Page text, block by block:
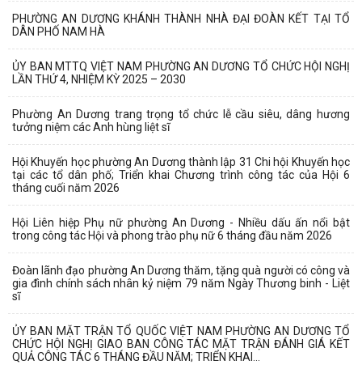
PHƯỜNG AN DƯƠNG KHÁNH THÀNH NHÀ ĐẠI ĐOÀN KẾT TẠI TỔ
DÂN PHỐ NAM HÀ
ỦY BAN MTTQ VIỆT NAM PHƯỜNG AN DƯƠNG TỔ CHỨC HỘI NGHỊ
LẦN THỨ 4, NHIỆM KỲ 2025 – 2030
Phường An Dương trang trọng tổ chức lễ cầu siêu, dâng hương
tưởng niệm các Anh hùng liệt sĩ
Hội Khuyến học phường An Dương thành lập 31 Chi hội Khuyến học
tại các tổ dân phố; Triển khai Chương trình công tác của Hội 6
tháng cuối năm 2026
Hội Liên hiệp Phụ nữ phường An Dương - Nhiều dấu ấn nổi bật
trong công tác Hội và phong trào phụ nữ 6 tháng đầu năm 2026
Đoàn lãnh đạo phường An Dương thăm, tặng quà người có công và
gia đình chính sách nhân kỷ niệm 79 năm Ngày Thương binh - Liệt
sĩ
ỦY BAN MẶT TRẬN TỔ QUỐC VIỆT NAM PHƯỜNG AN DƯƠNG TỔ
CHỨC HỘI NGHỊ GIAO BAN CÔNG TÁC MẶT TRẬN ĐÁNH GIÁ KẾT
QUẢ CÔNG TÁC 6 THÁNG ĐẦU NĂM; TRIỂN KHAI...